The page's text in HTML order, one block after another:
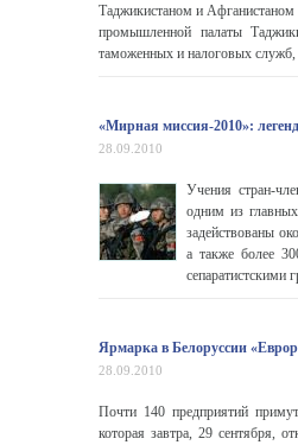
Таджикистаном и
промышленной палаты
таможенных и налоговых служб,
«Мирная миссия-2010»:
28.09.2010
Учения стран-
одним из
задействованы
а также более
сепаратистскими
Ярмарка в Белоруссии
28.09.2010
Почти 140 предприятий
которая завтра, 29 сентября,